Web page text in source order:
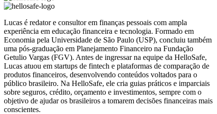
Lucas é redator e consultor em finanças pessoais com ampla
experiência em educação financeira e tecnologia. Formado em
Economia pela Universidade de São Paulo (USP), concluiu também
uma pós-graduação em Planejamento Financeiro na Fundação
Getulio Vargas (FGV). Antes de ingressar na equipe da HelloSafe,
Lucas atuou em startups de fintech e plataformas de comparação de
produtos financeiros, desenvolvendo conteúdos voltados para o
público brasileiro. Na HelloSafe, ele cria guias práticos e imparciais
sobre seguros, crédito, orçamento e investimentos, sempre com o
objetivo de ajudar os brasileiros a tomarem decisões financeiras mais
conscientes.